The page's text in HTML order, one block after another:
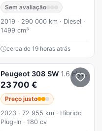
Sem avaliação
2019 · 290 000 km · Diesel ·
1499 cm³
cerca de 19 horas atrás
Peugeot 308 SW 1.6 Hybrid Active Pack e-EAT8
23 700 €
Preço justo
2023 · 72 955 km · Híbrido
Plug-In · 180 cv